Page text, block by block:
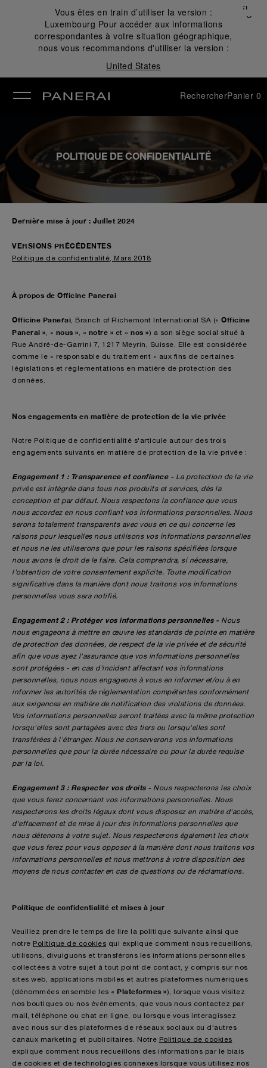
Vous êtes en train d’utiliser la version :
Luxembourg Pour accéder aux informations
correspondantes à votre situation géographique,
nous vous recommandons d'utiliser la version :
United States
Fermer
✕
RechercherPanier 0
POLITIQUE DE CONFIDENTIALITÉ
Dernière mise à jour : Juillet 2024
VERSIONS PRÉCÉDENTES
Politique de confidentialité, Mars 2018
À propos de Officine Panerai
Officine Panerai , Branch of Richemont International SA (« Officine
Panerai » , « nous » , « notre » et « nos ») a son siège social situé à
Rue André-de-Garrini 7, 1217 Meyrin, Suisse. Elle est considérée
comme le « responsable du traitement » aux fins de certaines
législations et réglementations en matière de protection des
données.
Nos engagements en matière de protection de la vie privée
Notre Politique de confidentialité s'articule autour des trois
engagements suivants en matière de protection de la vie privée :
Engagement 1 : Transparence et confiance - La protection de la vie
privée est intégrée dans tous nos produits et services, dès la
conception et par défaut. Nous respectons la confiance que vous
nous accordez en nous confiant vos informations personnelles. Nous
serons totalement transparents avec vous en ce qui concerne les
raisons pour lesquelles nous utilisons vos informations personnelles
et nous ne les utiliserons que pour les raisons spécifiées lorsque
nous avons le droit de le faire. Cela comprendra, si nécessaire,
l'obtention de votre consentement explicite. Toute modification
significative dans la manière dont nous traitons vos informations
personnelles vous sera notifié.
Engagement 2 : Protéger vos informations personnelles - Nous
nous engageons à mettre en œuvre les standards de pointe en matière
de protection des données, de respect de la vie privée et de sécurité
afin que vous ayez l'assurance que vos informations personnelles
sont protégées - en cas d'incident affectant vos informations
personnelles, nous nous engageons à vous en informer et/ou à en
informer les autorités de réglementation compétentes conformément
aux exigences en matière de notification des violations de données.
Vos informations personnelles seront traitées avec la même protection
lorsqu'elles sont partagées avec des tiers ou lorsqu'elles sont
transférées à l'étranger. Nous ne conserverons vos informations
personnelles que pour la durée nécessaire ou pour la durée requise
par la loi.
Engagement 3 : Respecter vos droits - Nous respecterons les choix
que vous ferez concernant vos informations personnelles. Nous
respecterons les droits légaux dont vous disposez en matière d'accès,
d'effacement et de mise à jour des informations personnelles que
nous détenons à votre sujet. Nous respecterons également les choix
que vous ferez pour vous opposer à la manière dont nous traitons vos
informations personnelles et nous mettrons à votre disposition des
moyens de nous contacter en cas de questions ou de réclamations.
Politique de confidentialité et mises à jour
Veuillez prendre le temps de lire la politique suivante ainsi que
notre Politique de cookies qui explique comment nous recueillons,
utilisons, divulguons et transférons les informations personnelles
collectées à votre sujet à tout point de contact, y compris sur nos
sites web, applications mobiles et autres plateformes numériques
(dénommées ensemble les « Plateformes »), lorsque vous visitez
nos boutiques ou nos événements, que vous nous contactez par
mail, téléphone ou chat en ligne, ou lorsque vous interagissez
avec nous sur des plateformes de réseaux sociaux ou d'autres
canaux marketing et publicitaires. Notre Politique de cookies
explique comment nous recueillons des informations par le biais
de cookies et de technologies connexes lorsque vous utilisez nos